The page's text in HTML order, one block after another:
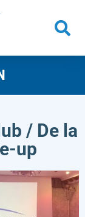
/ De la
up